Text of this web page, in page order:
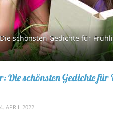
schönsten Gedichte für
Die schönsten Gedichte
4. APRIL 2022